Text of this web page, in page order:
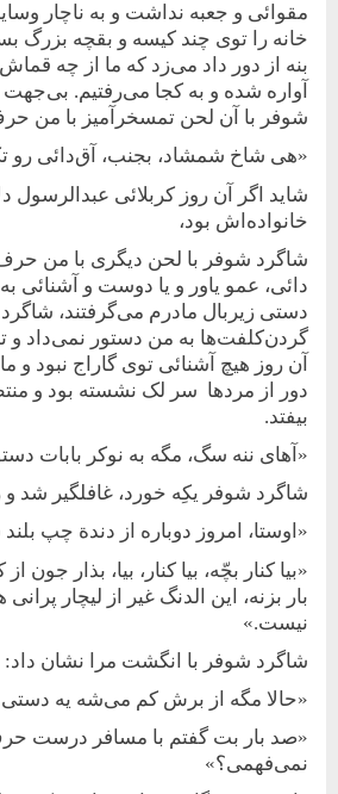
مقوائی و جعبه نداشت و به ناچار
خانه را توی چند کیسه و بقچه‌ بزرگ
بنه از دور داد می‌زد که ما از چه
آواره شده و به کجا می‌رفتیم. بی‌جهت
شوفر با آن لحن تمسخرآمیز با من
«هی شاخ شمشاد، بجنب، آق‌دائی رو
شاید اگر آن روز کربلائی عبدالرسول
خانواده‌اش بود،
شاگرد شوفر با لحن دیگری با من
دائی، عمو یاور و یا دوست و آشنائی
دستی زیر‌بال مادرم می‌گرفتند،
گردن‌کلفت‌ها به من دستور نمی‌داد و
آن روز هیچ آشنائی توی گاراج نبود و
دور از مردها سر لک نشسته بود و
بیفتد.
«آهای ننه سگ، مگه به نوکر بابات
شاگرد شوفر یکِه خورد، غافلگیر شد
«اوستا، امروز دوباره از دندة چپ
«بیا کنار بچّه، بیا کنار، بیا، بذار
بار بزنه، این الدنگ غیر از لیچار
نیست.»
شاگرد شوفر با انگشت مرا نشان داد:
«حالا مگه از برش کم می‌شه یه دستی
«صد بار بت گفتم با مسافر درست
نمی‌فهمی؟»